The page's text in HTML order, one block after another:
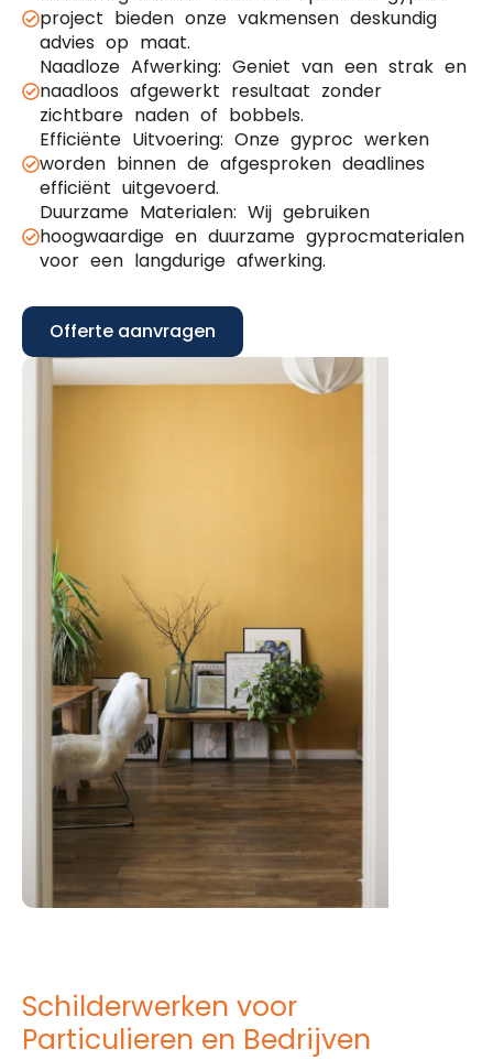
project bieden onze vakmensen deskundig
advies op maat.
Naadloze Afwerking: Geniet van een strak en
naadloos afgewerkt resultaat zonder
zichtbare naden of bobbels.
Efficiënte Uitvoering: Onze gyproc werken
worden binnen de afgesproken deadlines
efficiënt uitgevoerd.
Duurzame Materialen: Wij gebruiken
hoogwaardige en duurzame gyprocmaterialen
voor een langdurige afwerking.
Offerte aanvragen
Schilderwerken voor
Particulieren en Bedrijven